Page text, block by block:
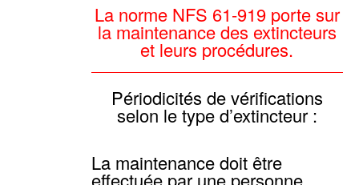
La norme NFS 61-919 porte sur
la maintenance des extincteurs
et leurs procédures.
Périodicités de vérifications
selon le type d’extincteur :
La maintenance doit être
effectuée par une personne